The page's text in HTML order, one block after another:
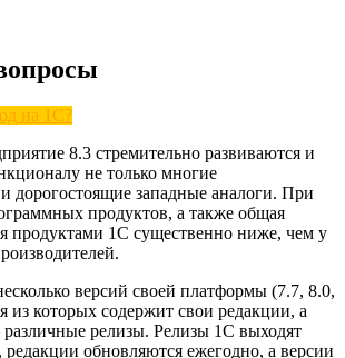
на 1С?
8.3 стремительно развиваются и
не только многие
дорогостоящие западные аналоги. При
продуктов, а также общая
продуктами 1С существенно ниже, чем у
версий своей платформы (7.7, 8.0,
из которых содержит свои редакции, а
релизы. Релизы 1С выходят
обновляются ежегодно, а версии